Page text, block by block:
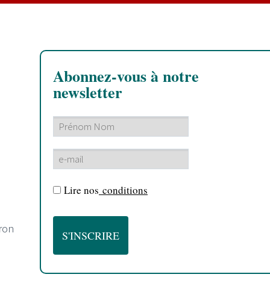
Abonnez-vous à notre
newsletter
Lire nos conditions